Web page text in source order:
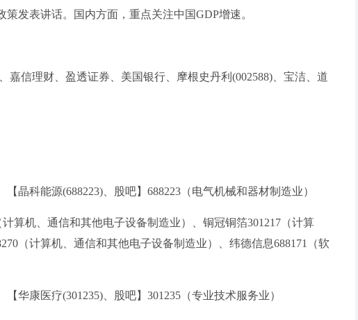
发表讲话。国内方面，重点关注中国GDP增速。
嘉信理财、盈透证券、美国银行、摩根史丹利(002588)、宝洁、道
晶科能源(688223)、股吧】688223（电气机械和器材制造业）
算机、通信和其他电子设备制造业）、铜冠铜箔301217（计算
（计算机、通信和其他电子设备制造业）、纬德信息688171（软
华康医疗(301235)、股吧】301235（专业技术服务业）